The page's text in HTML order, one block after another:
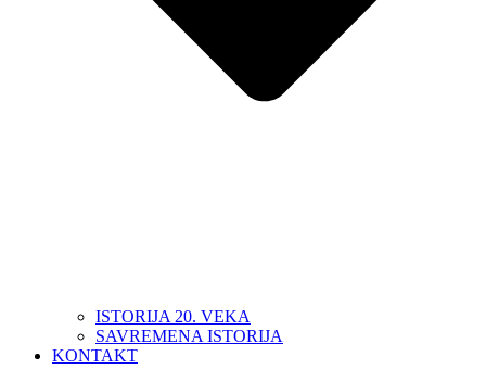
ISTORIJA 20. VEKA
SAVREMENA ISTORIJA
KONTAKT